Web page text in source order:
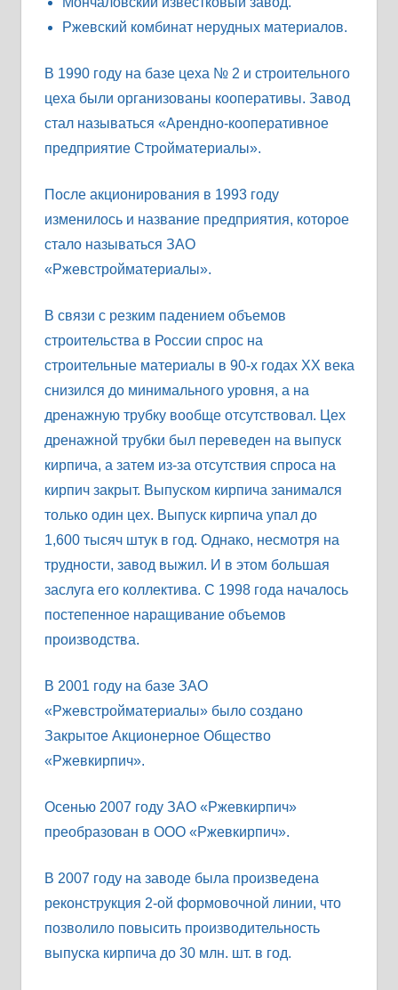
Ржевский комбинат нерудных материалов.
В 1990 году на базе цеха № 2 и строительного
цеха были организованы кооперативы. Завод
стал называться «Арендно-кооперативное
предприятие Стройматериалы».
После акционирования в 1993 году
изменилось и название предприятия, которое
стало называться ЗАО
«Ржевстройматериалы».
В связи с резким падением объемов
строительства в России спрос на
строительные материалы в 90-х годах ХХ века
снизился до минимального уровня, а на
дренажную трубку вообще отсутствовал. Цех
дренажной трубки был переведен на выпуск
кирпича, а затем из-за отсутствия спроса на
кирпич закрыт. Выпуском кирпича занимался
только один цех. Выпуск кирпича упал до
1,600 тысяч штук в год. Однако, несмотря на
трудности, завод выжил. И в этом большая
заслуга его коллектива. С 1998 года началось
постепенное наращивание объемов
производства.
В 2001 году на базе ЗАО
«Ржевстройматериалы» было создано
Закрытое Акционерное Общество
«Ржевкирпич».
Осенью 2007 году ЗАО «Ржевкирпич»
преобразован в ООО «Ржевкирпич».
В 2007 году на заводе была произведена
реконструкция 2-ой формовочной линии, что
позволило повысить производительность
выпуска кирпича до 30 млн. шт. в год.